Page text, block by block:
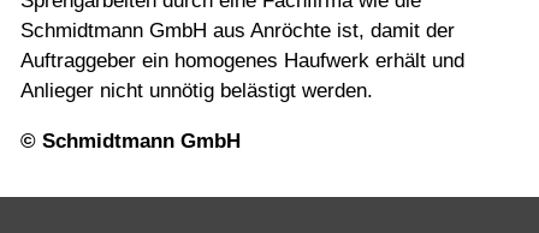
Schmidtmann GmbH aus Anröchte ist, damit der
Auftraggeber ein homogenes Haufwerk erhält und
Anlieger nicht unnötig belästigt werden.
© Schmidtmann GmbH